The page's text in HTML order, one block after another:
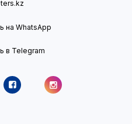
на WhatsApp
в Telegram